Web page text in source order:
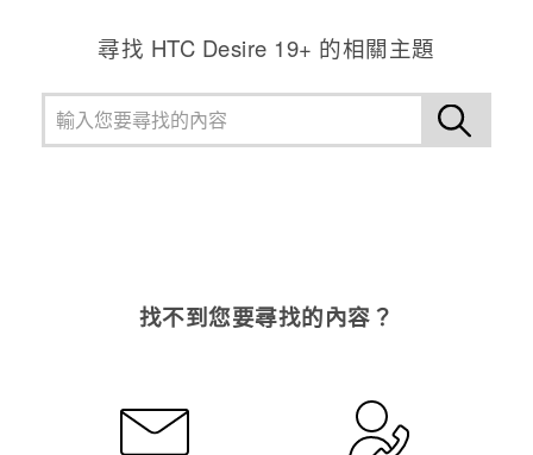
尋找 ‎HTC Desire 19+‎ 的相關主題
找不到您要尋找的內容？